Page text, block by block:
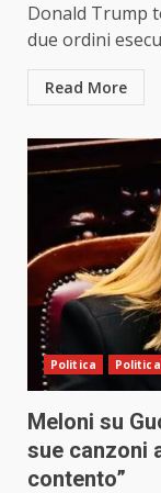
Donald Trump
due ordini
Read More
Politica
Meloni su
sue canzoni
contento”